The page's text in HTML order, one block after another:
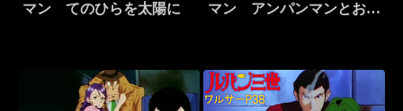
マン てのひらを太陽に
マン アンパンマンとおか